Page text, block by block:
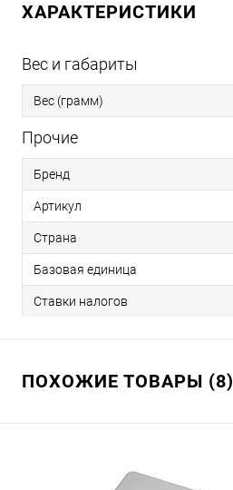
ХАРАКТЕРИСТИКИ
Вес и габариты
Вес (грамм)
Прочие
Бренд
Артикул
Страна
Базовая единица
Ставки налогов
ПОХОЖИЕ ТОВАРЫ (8)